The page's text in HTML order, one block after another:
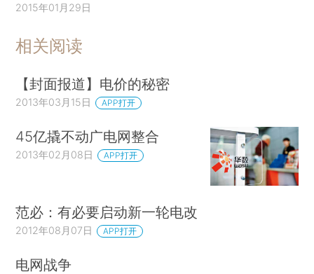
2015年01月29日
相关阅读
【封面报道】电价的秘密
2013年03月15日 APP打开
45亿撬不动广电网整合
2013年02月08日 APP打开
范必：有必要启动新一轮电改
2012年08月07日 APP打开
电网战争